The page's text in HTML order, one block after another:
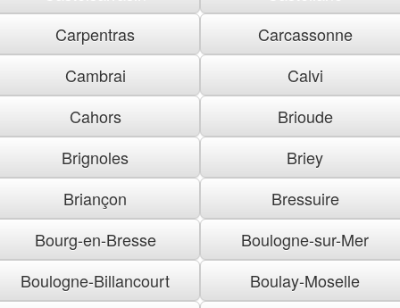
Carpentras
Carcassonne
Cambrai
Calvi
Cahors
Brioude
Brignoles
Briey
Briançon
Bressuire
Bourg-en-Bresse
Boulogne-sur-Mer
Boulogne-Billancourt
Boulay-Moselle